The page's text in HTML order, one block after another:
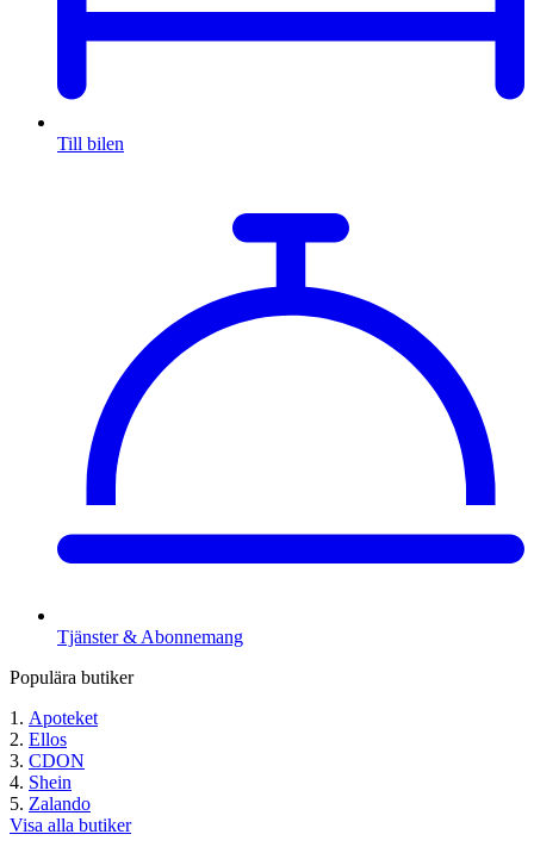
Till bilen
Tjänster & Abonnemang
Populära butiker
Apoteket
Ellos
CDON
Shein
Zalando
Visa alla butiker